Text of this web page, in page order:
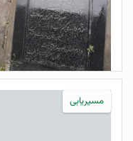
مسیریابی